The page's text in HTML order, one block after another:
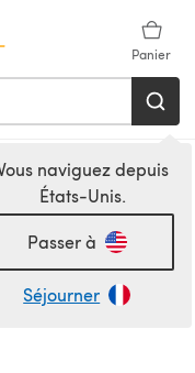
Panier
naviguez depuis
États-Unis.
Passer à
Séjourner
Cushion
Yarns
Metallic Ribbon